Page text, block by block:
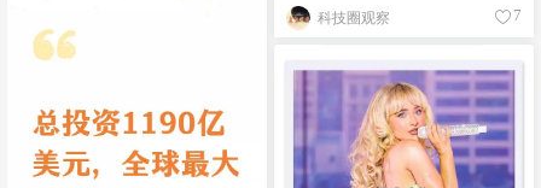
科技圈观察 7